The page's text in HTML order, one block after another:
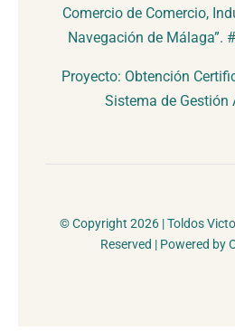
Comercio de Comercio,
Navegación de Málaga”.
Proyecto: Obtención
Sistema de Gestión
© Copyright 2026 | Toldos
Reserved | Powered by